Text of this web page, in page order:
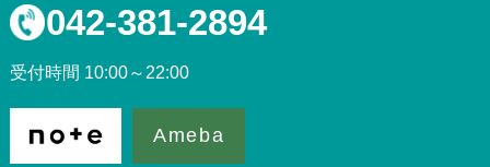
042-381-2894
受付時間 10:00～22:00
Ameba